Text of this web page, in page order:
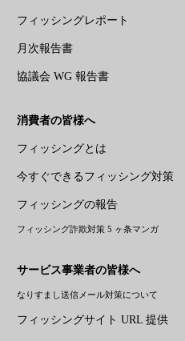
フィッシングレポート
月次報告書
協議会 WG 報告書
消費者の皆様へ
フィッシングとは
今すぐできるフィッシング対策
フィッシングの報告
フィッシング詐欺対策 5 ヶ条マンガ
サービス事業者の皆様へ
なりすまし送信メール対策について
フィッシングサイト URL 提供